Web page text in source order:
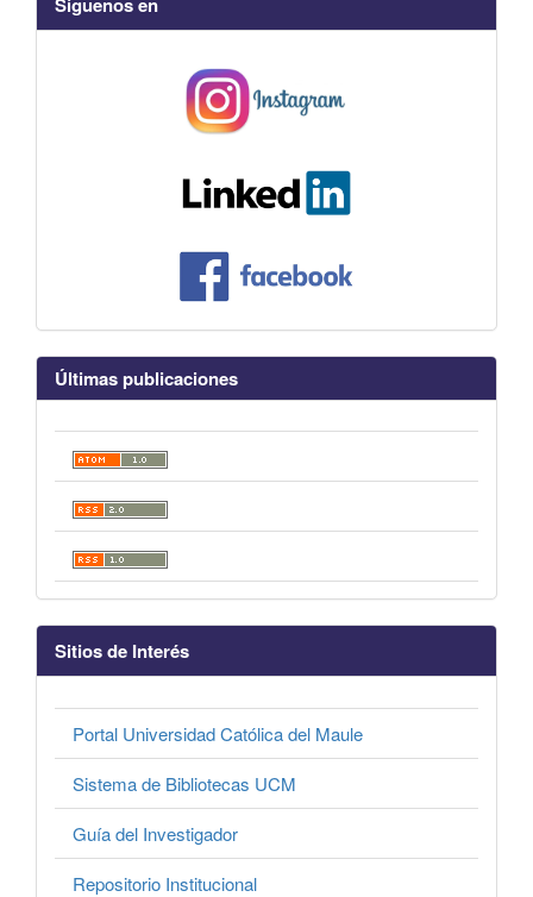
Últimas publicaciones
Sitios de Interés
Portal Universidad Católica del Maule
Sistema de Bibliotecas UCM
Guía del Investigador
Repositorio Institucional